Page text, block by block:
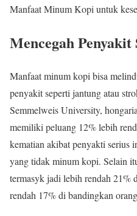
Manfaat Minum Kopi untuk
Mencegah Penyakit
Manfaat minum kopi bisa
penyakit seperti jantung atau
Semmelweis University,
memiliki peluang 12% lebih
kematian akibat penyakti serius
yang tidak minum kopi. Selain
termasyk jadi lebih rendah 21%
rendah 17% di bandingkan